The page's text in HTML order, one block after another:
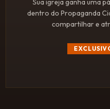
Sua igreja ganha uma
dentro do Propaganda
compartilhar e